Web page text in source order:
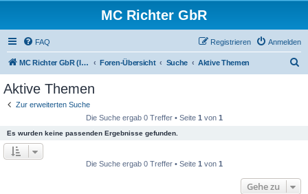
MC Richter GbR
FAQ Anmelden
Registrieren
MC Richter GbR (Impressum / Datenschutz) Foren-Übersicht Suche Aktive Themen
Aktive Themen
Zur erweiterten Suche
Die Suche ergab 0 Treffer • Seite 1 von 1
Es wurden keine passenden Ergebnisse gefunden.
Die Suche ergab 0 Treffer • Seite 1 von 1
Gehe zu